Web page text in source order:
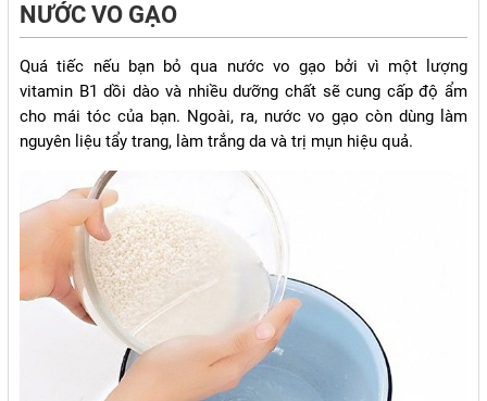
NƯỚC VO GẠO
Quá tiếc nếu bạn bỏ qua nước vo gạo bởi vì một lượng
vitamin B1 dồi dào và nhiều dưỡng chất sẽ cung cấp độ ẩm
cho mái tóc của bạn. Ngoài, ra, nước vo gạo còn dùng làm
nguyên liệu tẩy trang, làm trắng da và trị mụn hiệu quả.